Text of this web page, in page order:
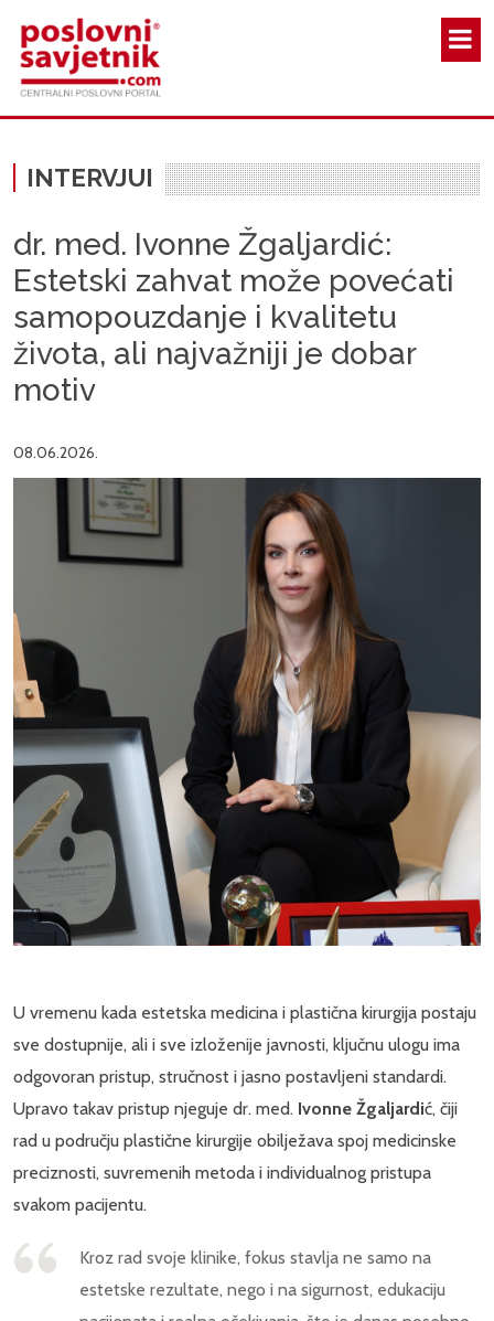
INTERVJUI
dr. med. Ivonne Žgaljardić:
Estetski zahvat može povećati
samopouzdanje i kvalitetu
života, ali najvažniji je dobar
motiv
08.06.2026.
U vremenu kada estetska medicina i plastična kirurgija postaju
sve dostupnije, ali i sve izloženije javnosti, ključnu ulogu ima
odgovoran pristup, stručnost i jasno postavljeni standardi.
Upravo takav pristup njeguje dr. med. Ivonne Žgaljardić, čiji
rad u području plastične kirurgije obilježava spoj medicinske
preciznosti, suvremenih metoda i individualnog pristupa
svakom pacijentu.
Kroz rad svoje klinike, fokus stavlja ne samo na
estetske rezultate, nego i na sigurnost, edukaciju